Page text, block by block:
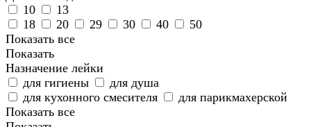
10
13
18
20 29 30 40
50
Показать все
Показать
Назначение лейки
для гигиены
для душа
для кухонного смесителя
для парикмахерской
Показать все